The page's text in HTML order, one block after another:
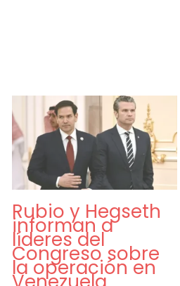
Rubio y Hegseth
informan a
líderes del
Congreso sobre
la operación en